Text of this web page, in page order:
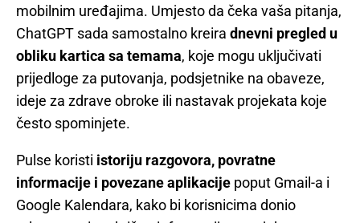
mobilnim uređajima. Umjesto da čeka vaša pitanja,
ChatGPT sada samostalno kreira dnevni pregled u
obliku kartica sa temama, koje mogu uključivati
prijedloge za putovanja, podsjetnike na obaveze,
ideje za zdrave obroke ili nastavak projekata koje
često spominjete.
Pulse koristi istoriju razgovora, povratne
informacije i povezane aplikacije poput Gmail-a i
Google Kalendara, kako bi korisnicima donio